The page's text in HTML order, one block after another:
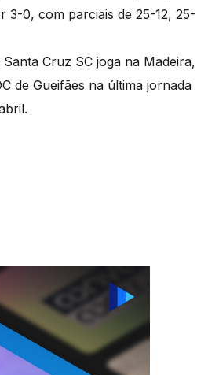
3-0, com parciais de 25-12, 25-
Cruz SC joga na Madeira,
de Gueifães na última jornada